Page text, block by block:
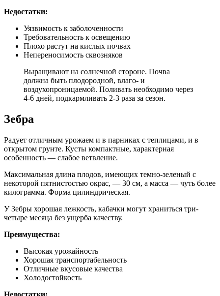
Недостатки:
Уязвимость к заболоченности
Требовательность к освещению
Плохо растут на кислых почвах
Непереносимость сквозняков
Выращивают на солнечной стороне. Почва
должна быть плодородной, влаго- и
воздухопроницаемой. Поливать необходимо через
4-6 дней, подкармливать 2-3 раза за сезон.
Зебра
Радует отличным урожаем и в парниках с теплицами, и в
открытом грунте. Кусты компактные, характерная
особенность — слабое ветвление.
Максимальная длина плодов, имеющих темно-зеленый с
некоторой пятнистостью окрас, — 30 см, а масса — чуть более
килограмма. Форма цилиндрическая.
У Зебры хорошая лежкость, кабачки могут храниться три-
четыре месяца без ущерба качеству.
Преимущества:
Высокая урожайность
Хорошая транспортабельность
Отличные вкусовые качества
Холодостойкость